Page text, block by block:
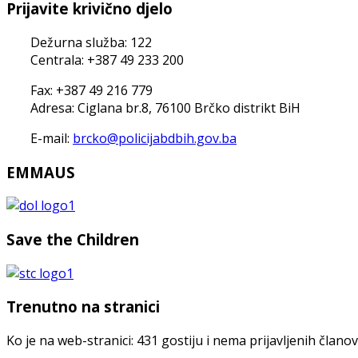
Prijavite krivično djelo
Dežurna služba: 122
Centrala: +387 49 233 200
Fax: +387 49 216 779
Adresa: Ciglana br.8, 76100 Brčko distrikt BiH
E-mail: brcko@policijabdbih.gov.ba
EMMAUS
Save the Children
Trenutno na stranici
Ko je na web-stranici: 431 gostiju i nema prijavljenih